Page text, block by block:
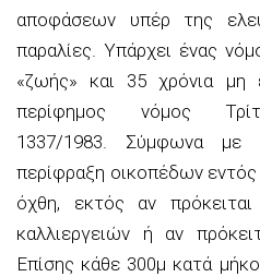
αποφάσεων υπέρ της
παραλίες. Υπάρχει ένας
«ζωής» και 35 χρόνια μη
περίφημος νόμος
1337/1983. Σύμφωνα με
περίφραξη οικοπέδων
όχθη, εκτός αν
καλλιεργειών ή αν
Επίσης κάθε 300μ κατά